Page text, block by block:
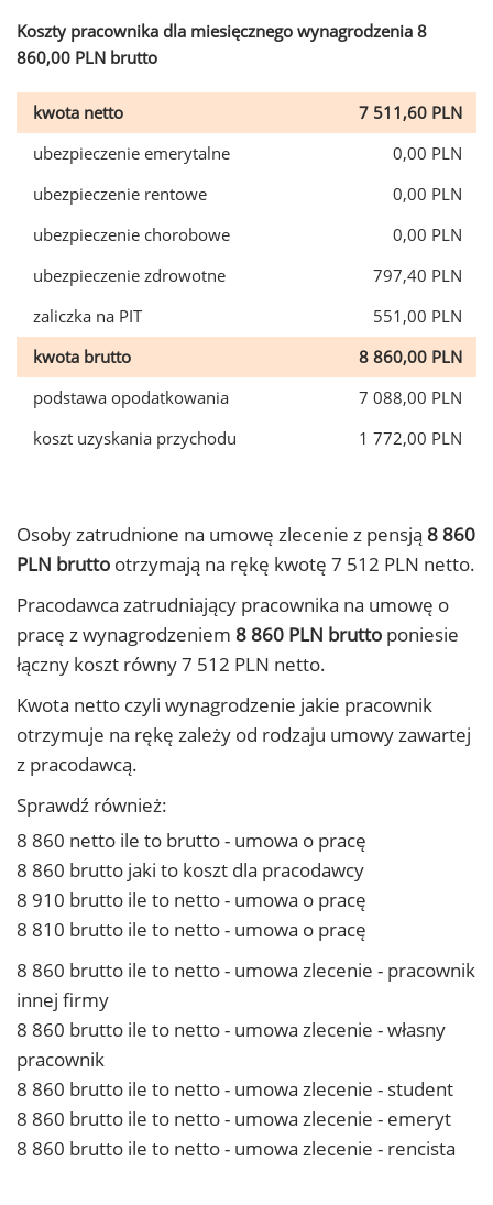
Koszty pracownika dla miesięcznego wynagrodzenia 8
860,00 PLN brutto
kwota netto
7 511,60 PLN
ubezpieczenie emerytalne
0,00 PLN
ubezpieczenie rentowe
0,00 PLN
ubezpieczenie chorobowe
0,00 PLN
ubezpieczenie zdrowotne
797,40 PLN
zaliczka na PIT
551,00 PLN
kwota brutto
8 860,00 PLN
podstawa opodatkowania
7 088,00 PLN
koszt uzyskania przychodu
1 772,00 PLN
Osoby zatrudnione na umowę zlecenie z pensją 8 860
PLN brutto otrzymają na rękę kwotę 7 512 PLN netto.
Pracodawca zatrudniający pracownika na umowę o
pracę z wynagrodzeniem 8 860 PLN brutto poniesie
łączny koszt równy 7 512 PLN netto.
Kwota netto czyli wynagrodzenie jakie pracownik
otrzymuje na rękę zależy od rodzaju umowy zawartej
z pracodawcą.
Sprawdź również:
8 860 netto ile to brutto - umowa o pracę
8 860 brutto jaki to koszt dla pracodawcy
8 910 brutto ile to netto - umowa o pracę
8 810 brutto ile to netto - umowa o pracę
8 860 brutto ile to netto - umowa zlecenie - pracownik
innej firmy
8 860 brutto ile to netto - umowa zlecenie - własny
pracownik
8 860 brutto ile to netto - umowa zlecenie - student
8 860 brutto ile to netto - umowa zlecenie - emeryt
8 860 brutto ile to netto - umowa zlecenie - rencista